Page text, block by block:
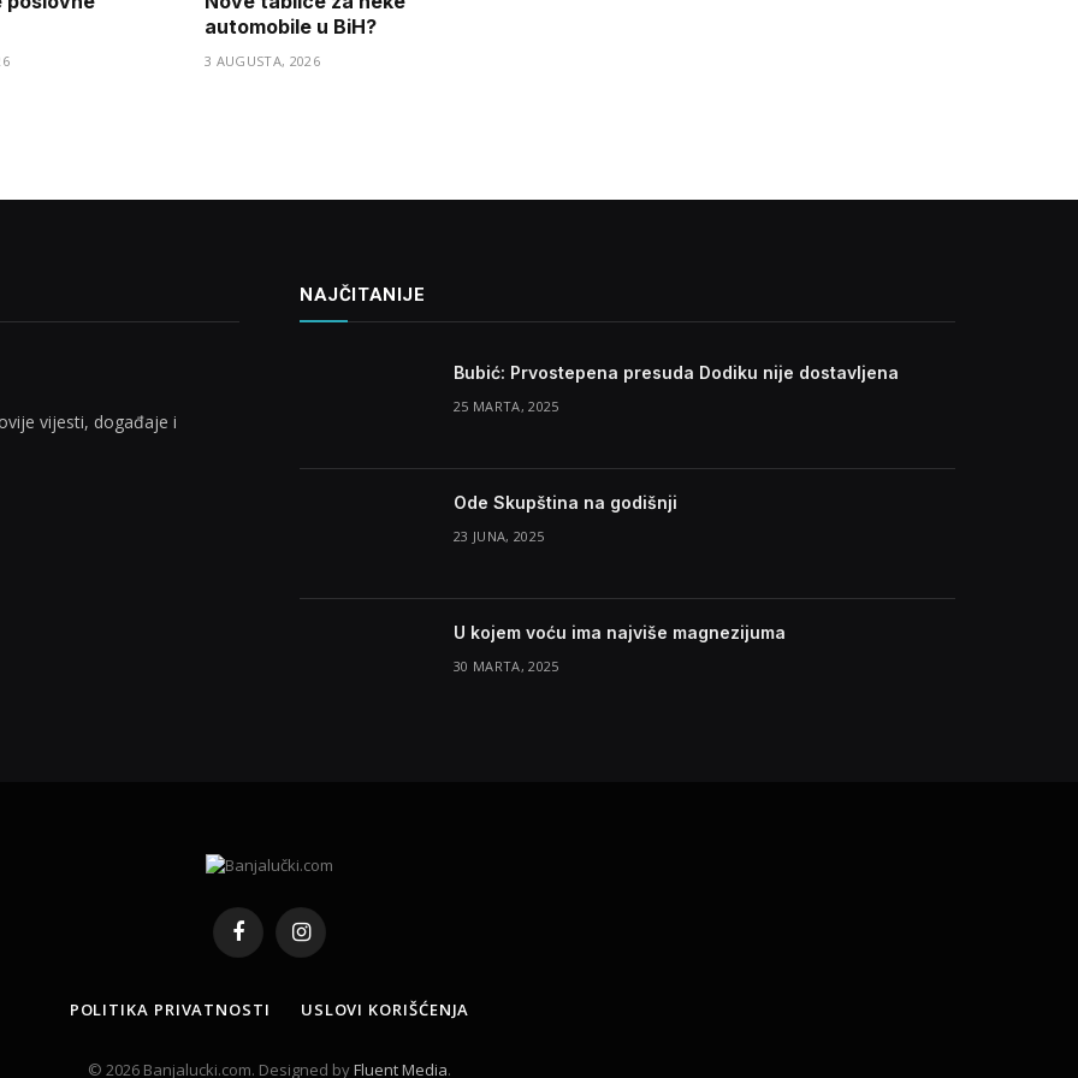
automobile u BiH?
3 AUGUSTA, 2026
vijesti, događaje i
NAJČITANIJE
Bubić: Prvostepena presuda Dodiku nije dostavljena
25 MARTA, 2025
Ode Skupština na godišnji
23 JUNA, 2025
U kojem voću ima najviše magnezijuma
30 MARTA, 2025
FacebookInstagram
POLITIKA PRIVATNOSTI USLOVI KORIŠĆENJA
© 2026 Banjalucki.com. Designed byFluent Media.